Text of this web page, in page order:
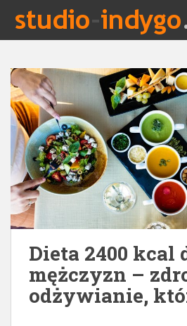
i
Dieta 2400 kcal
mężczyzn –
odżywianie,